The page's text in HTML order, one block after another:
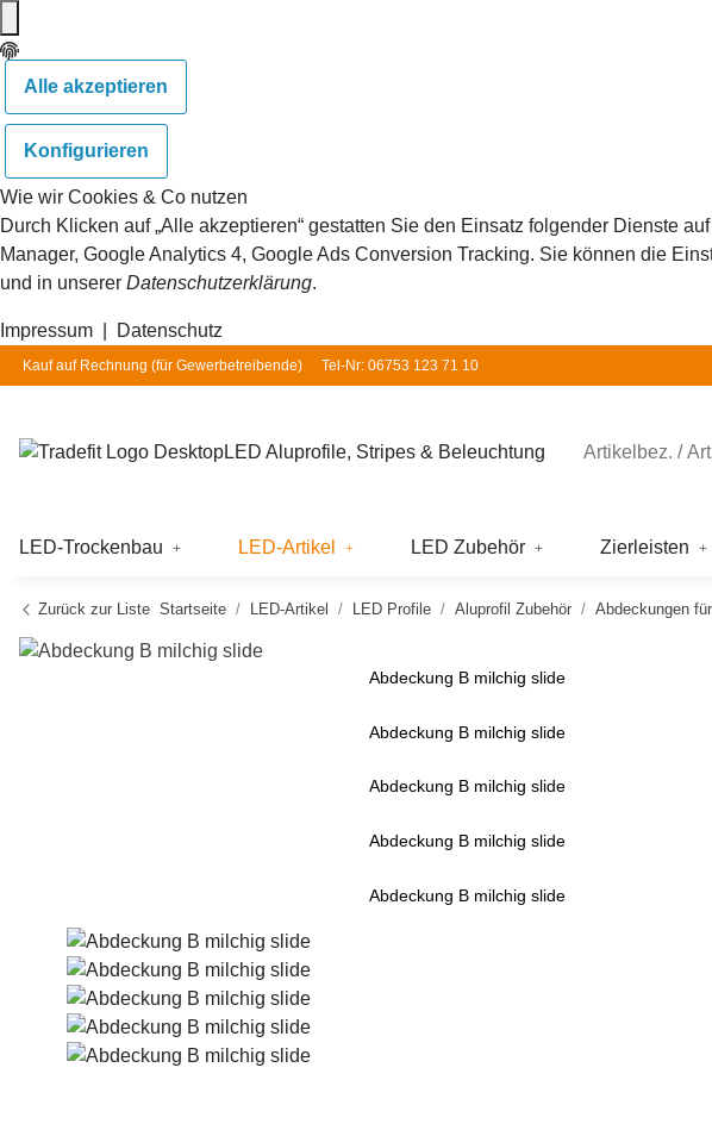
Alle akzeptieren
Konfigurieren
Wie wir Cookies & Co nutzen
Durch Klicken auf „Alle akzeptieren“ gestatten Sie den Einsatz folgender Dienste
Manager, Google Analytics 4, Google Ads Conversion Tracking. Sie können die
und in unserer Datenschutzerklärung.
Impressum Datenschutz
Kauf auf Rechnung (für Gewerbetreibende) Tel-Nr: 06753 123 71 10
LED Aluprofile, Stripes & Beleuchtung
LED-Trockenbau LED-Artikel LED Zubehör Zierleisten
Zurück zur Liste Startseite LED-Artikel LED Profile Aluprofil Zubehör Abdeckungen
Abdeckung B milchig slide
Abdeckung B milchig slide
Abdeckung B milchig slide
Abdeckung B milchig slide
Abdeckung B milchig slide